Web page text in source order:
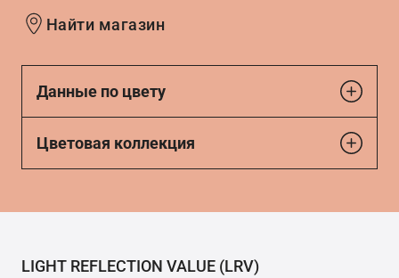
Найти магазин
Данные по цвету
Цветовая коллекция
LIGHT REFLECTION VALUE (LRV)